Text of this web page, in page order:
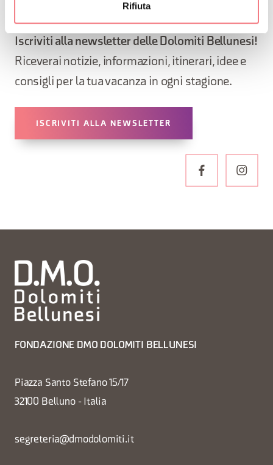
Rifiuta
RESTA IN CONTATTO
Iscriviti alla newsletter delle Dolomiti Bellunesi!
Riceverai notizie, informazioni, itinerari, idee e
consigli per la tua vacanza in ogni stagione.
ISCRIVITI ALLA NEWSLETTER
FONDAZIONE DMO DOLOMITI BELLUNESI
Piazza Santo Stefano 15/17
32100 Belluno - Italia
segreteria@dmodolomiti.it